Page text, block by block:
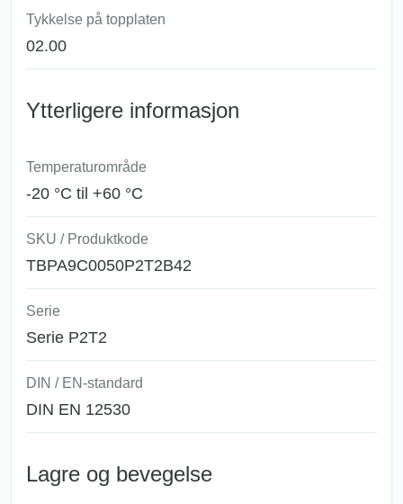
Tykkelse på topplaten
02.00
Ytterligere informasjon
Temperaturområde
-20 °C til +60 °C
SKU / Produktkode
TBPA9C0050P2T2B42
Serie
Serie P2T2
DIN / EN-standard
DIN EN 12530
Lagre og bevegelse